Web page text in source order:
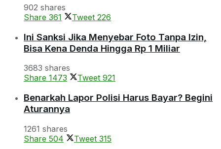
902 shares
Share 361 Tweet 226
Ini Sanksi Jika Menyebar Foto Tanpa Izin,
Bisa Kena Denda Hingga Rp 1 Miliar
3683 shares
Share 1473 Tweet 921
Benarkah Lapor Polisi Harus Bayar? Begini
Aturannya
1261 shares
Share 504 Tweet 315